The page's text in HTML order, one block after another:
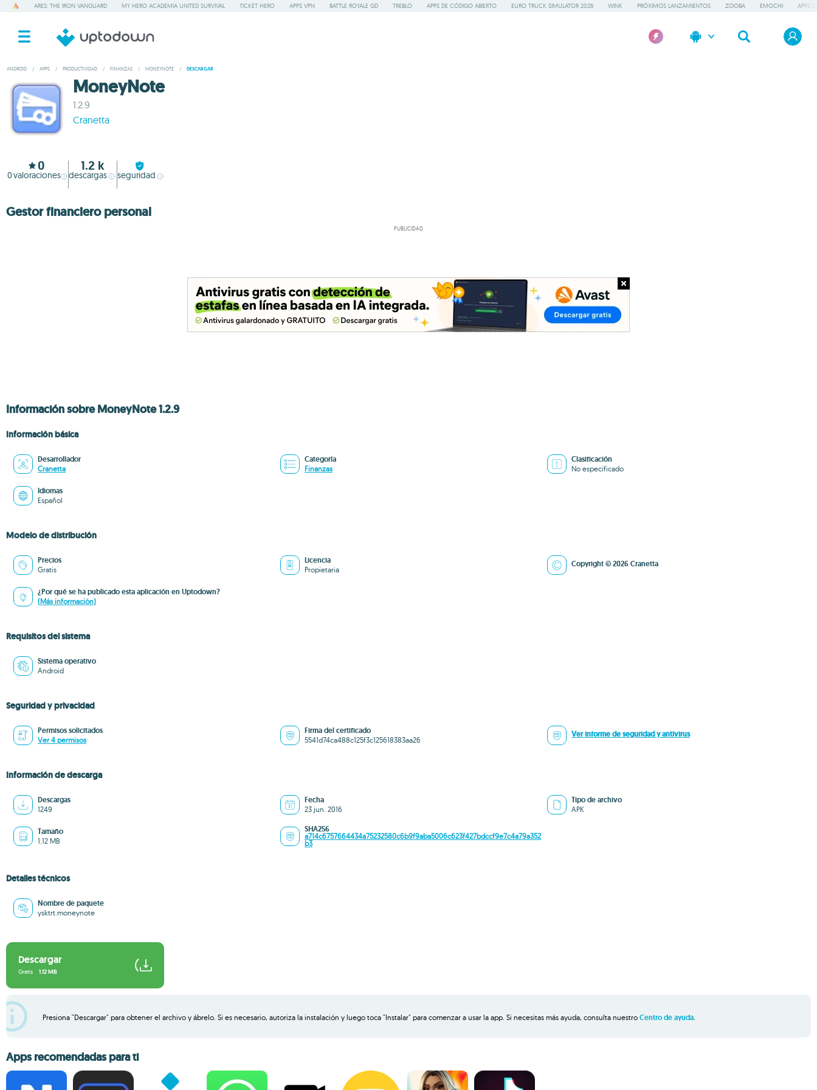
ARES: THE IRON VANGUARD MY HERO ACADEMIA UNITED SURVIVAL TICKET HERO APPS VPN BATTLE ROYALE GD TREBLO APPS DE CÓDIGO ABIERTO EURO TRUCK SIMULATOR 2026 WINK PRÓXIMOS LANZAMIENTOS ZOOBA EMOCHI APPS
ANDROID / APPS / PRODUCTIVIDAD / FINANZAS / MONEYNOTE / DESCARGAR
MoneyNote
1.2.9
Cranetta
0
0valoraciones
1.2 k
descargas seguridad
Gestor financiero personal
PUBLICIDAD
Información sobre MoneyNote 1.2.9
Información básica
Desarrollador
Cranetta
Categoría
Finanzas
Clasificación
No especificado
Idiomas
Español
Modelo de distribución
Precios
Gratis
Licencia
Propietaria
Copyright © 2026 Cranetta
¿Por qué se ha publicado esta aplicación en Uptodown?
(Más información)
Requisitos del sistema
Sistema operativo
Android
Seguridad y privacidad
Permisos solicitados
Ver 4 permisos
Firma del certificado
5541d74ca488c125f3c125618383aa26
Ver informe de seguridad y antivirus
Información de descarga
Descargas
1249
Fecha
23 jun. 2016
Tipo de archivo
APK
Tamaño
1.12 MB
SHA256
a714c6757664434a75232580c6b9f9aba5006c623f427bdccf9e7c4a79a352
b3
Detalles técnicos
Nombre de paquete
ysktrt.moneynote
Descargar
1.12 MB
Gratis
Presiona "Descargar" para obtener el archivo y ábrelo. Si es necesario, autoriza la instalación y luego toca "Instalar" para comenzar a usar la app. Si necesitas más ayuda, consulta nuestro Centro de ayuda.
Apps recomendadas para ti